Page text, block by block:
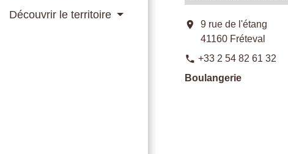
Découvrir le territoire
location_on
9 rue de l'étang
41160 Fréteval
phone +33 2 54 82 61 32
Boulangerie